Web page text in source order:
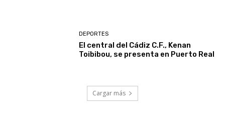
DEPORTES
El central del Cádiz C.F., Kenan
Toibibou, se presenta en Puerto Real
Cargar más